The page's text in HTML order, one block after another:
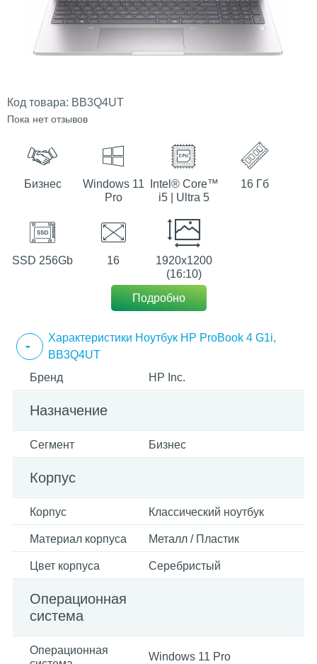
Код товара: BB3Q4UT
Пока нет отзывов
Бизнес
Windows 11
Pro
Intel® Core™
i5 | Ultra 5
16 Гб
SSD 256Gb 16
1920х1200
(16:10)
Подробно
Характеристики Ноутбук HP ProBook 4 G1i,
BB3Q4UT
Бренд
HP Inc.
Назначение
Сегмент Бизнес
Корпус
Корпус Классический ноутбук
Материал корпуса Металл / Пластик
Цвет корпуса Серебристый
Операционная
система
Операционная
Windows 11 Pro